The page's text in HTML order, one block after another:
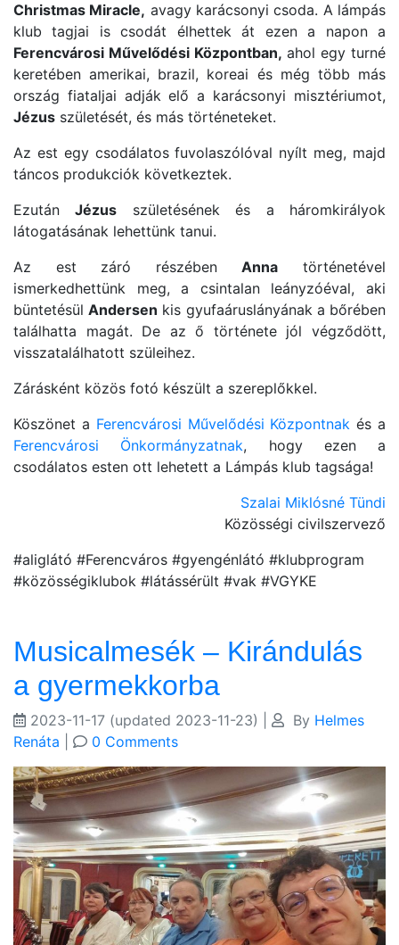
Christmas Miracle, avagy karácsonyi csoda. A lámpás
klub tagjai is csodát élhettek át ezen a napon a
Ferencvárosi Művelődési Központban, ahol egy turné
keretében amerikai, brazil, koreai és még több más
ország fiataljai adják elő a karácsonyi misztériumot,
Jézus születését, és más történeteket.
Az est egy csodálatos fuvolaszólóval nyílt meg, majd
táncos produkciók következtek.
EzutánJézus születésének és a háromkirályok
látogatásának lehettünk tanui.
Az est záró részébenAnna történetével
ismerkedhettünk meg, a csintalan leányzóéval, aki
büntetésülAndersen kis gyufaáruslányának a bőrében
találhatta magát. De az ő története jól végződött,
visszatalálhatott szüleihez.
Zárásként közös fotó készült a szereplőkkel.
Köszönet a Ferencvárosi Művelődési Központnak és a
Ferencvárosi Önkormányzatnak, hogy ezen a
csodálatos esten ott lehetett a Lámpás klub tagsága!
Szalai Miklósné Tündi
Közösségi civilszervező
#aliglátó #Ferencváros #gyengénlátó #klubprogram
#közösségiklubok #látássérült #vak #VGYKE
Musicalmesék – Kirándulás
a gyermekkorba
2023-11-17 (updated 2023-11-23) By Helmes
Renáta
0 Comments